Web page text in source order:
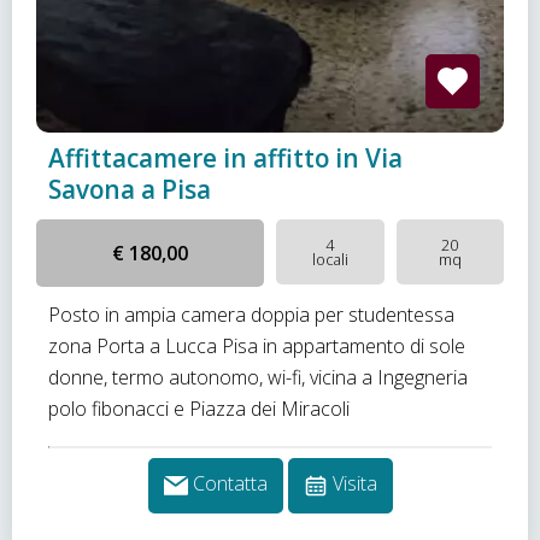
Affittacamere in affitto in Via
Savona a Pisa
€ 180,00 4
locali
20
mq
Posto in ampia camera doppia per studentessa
zona Porta a Lucca Pisa in appartamento di sole
donne, termo autonomo, wi-fi, vicina a Ingegneria
polo fibonacci e Piazza dei Miracoli
Contatta Visita